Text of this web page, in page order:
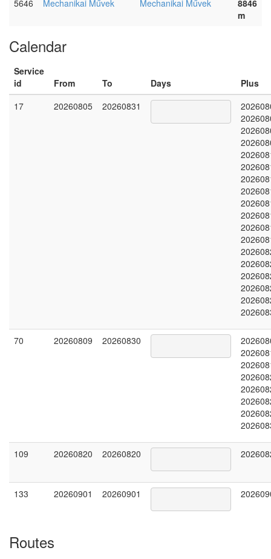
5646
Mechanikai Művek Mechanikai Művek
8846
m
Calendar
Service
id
From To Days
Plus
17
20260805 20260831
70 20260809 20260830
109 20260820 20260820
133 20260901 20260901
Routes